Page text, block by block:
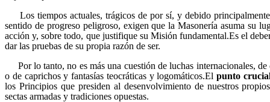
Los tiempos actuales, trágicos de por sí, y debido
sentido de progreso peligroso, exigen que la Masonería asuma su
acción y, sobre todo, que justifique su Misión fundamental.Es el
dar las pruebas de su propia razón de ser.
Por lo tanto, no es más una cuestión de luchas internacionales, de
o de caprichos y fantasías teocráticas y logomáticos.El punto
los Principios que presiden al desenvolvimiento de nuestros
sectas armadas y tradiciones opuestas.